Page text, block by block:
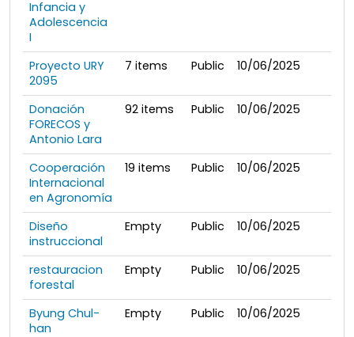
Infancia y
Adolescencia
I
Proyecto URY
2095
7 items Public 10/06/2025
Donación
FORECOS y
Antonio Lara
92 items Public 10/06/2025
Cooperación
Internacional
en Agronomía
19 items Public 10/06/2025
Diseño
instruccional
Empty Public 10/06/2025
restauracion
forestal
Empty Public 10/06/2025
Byung Chul-
han
Empty Public 10/06/2025